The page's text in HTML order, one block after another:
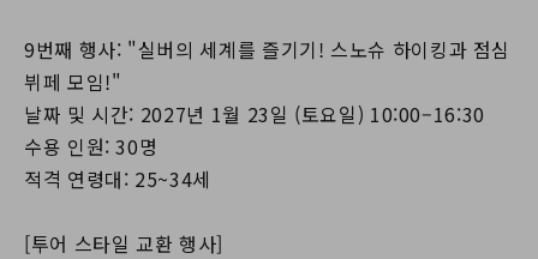
9번째 행사: "실버의 세계를 즐기기! 스노슈 하이킹과 점심
뷔페 모임!"
날짜 및 시간: 2027년 1월 23일 (토요일) 10:00–16:30
수용 인원: 30명
적격 연령대: 25~34세
[투어 스타일 교환 행사]